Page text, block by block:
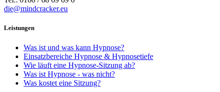
die@mindcracker.eu
Leistungen
Was ist und was kann Hypnose?
Einsatzbereiche Hypnose & Hypnosetiefe
Wie läuft eine Hypnose-Sitzung ab?
Was ist Hypnose - was nicht?
Was kostet eine Sitzung?